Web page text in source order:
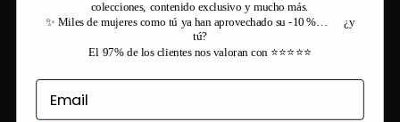
Combina tu bolso con muchísimos outfits publicados en
colecciones, contenido exclusivo y mucho más.
✨ Miles de mujeres como tú ya han aprovechado su -10 %… ¿y
tú?
El 97% de los clientes nos valoran con ⭐⭐⭐⭐⭐